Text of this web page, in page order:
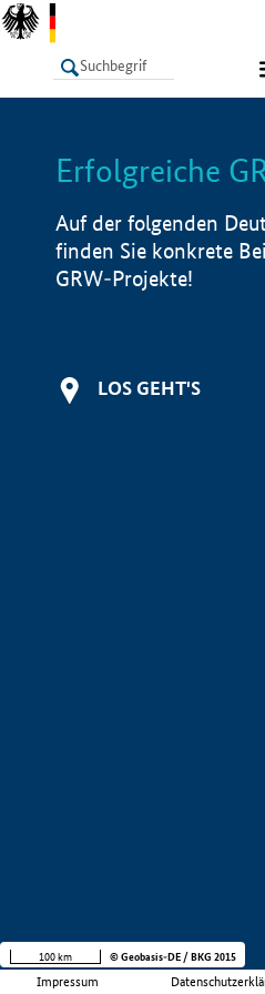
LISTE
Erfolgreiche
Auf der folgenden
finden Sie konkrete
GRW-Projekte!
LOS GEHT'S
Impressum
100 km © Geobasis-DE / BKG 2015